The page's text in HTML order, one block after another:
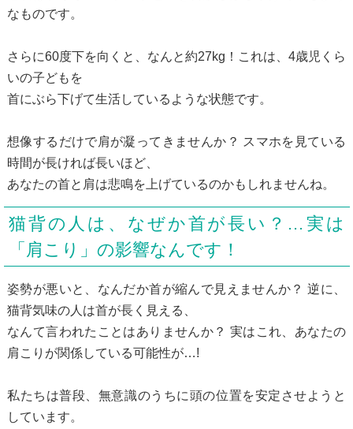
なものです。
さらに60度下を向くと、なんと約27kg！これは、4歳児くら
いの子どもを
首にぶら下げて生活しているような状態です。
想像するだけで肩が凝ってきませんか？ スマホを見ている
時間が長ければ長いほど、
あなたの首と肩は悲鳴を上げているのかもしれませんね。
猫背の人は、なぜか首が長い？…実は
「肩こり」の影響なんです！
姿勢が悪いと、なんだか首が縮んで見えませんか？ 逆に、
猫背気味の人は首が長く見える、
なんて言われたことはありませんか？ 実はこれ、あなたの
肩こりが関係している可能性が…!
私たちは普段、無意識のうちに頭の位置を安定させようと
しています。